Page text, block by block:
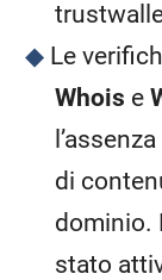
Le
Whois e
di
dominio.
stato